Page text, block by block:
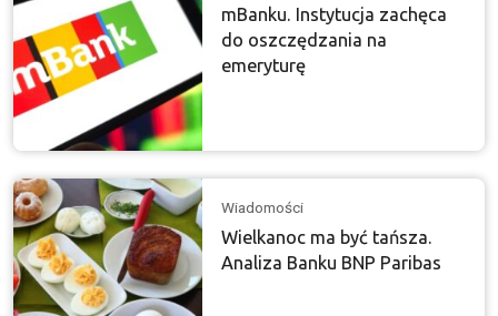
mBanku. Instytucja zachęca
do oszczędzania na
emeryturę
Wiadomości
Wielkanoc ma być tańsza.
Analiza Banku BNP Paribas